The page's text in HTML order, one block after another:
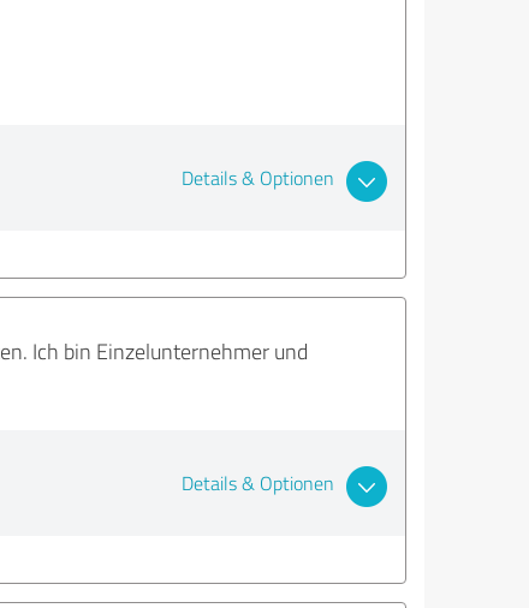
Details & Optionen
Ich bin Einzelunternehmer und
Details & Optionen